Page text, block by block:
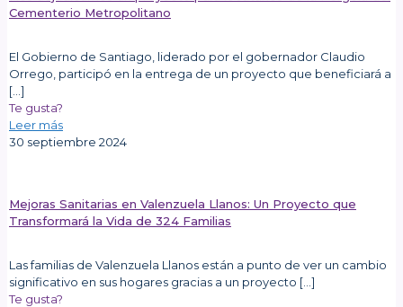
Cementerio Metropolitano
El Gobierno de Santiago, liderado por el gobernador Claudio
Orrego, participó en la entrega de un proyecto que beneficiará a
[…]
Te gusta?
Leer más
30 septiembre 2024
Mejoras Sanitarias en Valenzuela Llanos: Un Proyecto que
Transformará la Vida de 324 Familias
Las familias de Valenzuela Llanos están a punto de ver un cambio
significativo en sus hogares gracias a un proyecto […]
Te gusta?